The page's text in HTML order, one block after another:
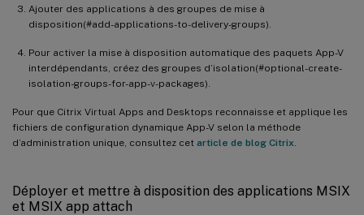
Ajouter des applications à des groupes de mise à
disposition(#add-applications-to-delivery-groups).
Pour activer la mise à disposition automatique des paquets App-V
interdépendants, créez des groupes d’isolation(#optional-create-
isolation-groups-for-app-v-packages).
Pour que Citrix Virtual Apps and Desktops reconnaisse et applique les
fichiers de configuration dynamique App-V selon la méthode
d’administration unique, consultez cet article de blog Citrix
Déployer et mettre à disposition des applications MSIX
et MSIX app attach